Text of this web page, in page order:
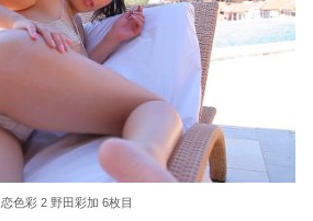
恋色彩 2 野田彩加 6枚目